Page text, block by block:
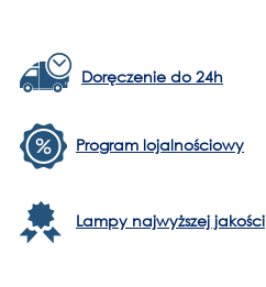
Doręczenie do 24h
Program lojalnościowy
Lampy najwyższej jakości